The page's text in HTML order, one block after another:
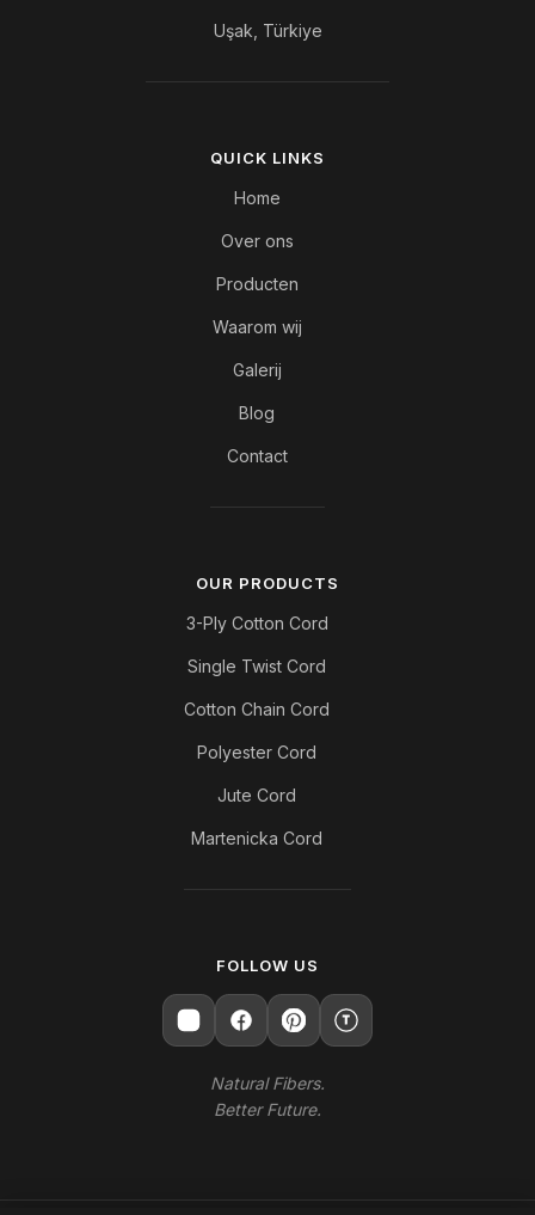
Uşak, Türkiye
QUICK LINKS
Home
Over ons
Producten
Waarom wij
Galerij
Blog
Contact
OUR PRODUCTS
3-Ply Cotton Cord
Single Twist Cord
Cotton Chain Cord
Polyester Cord
Jute Cord
Martenicka Cord
FOLLOW US
T
Natural Fibers.
Better Future.